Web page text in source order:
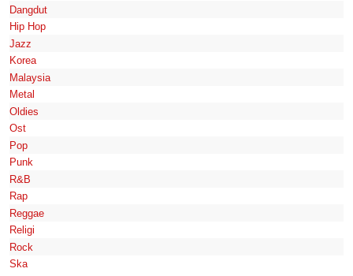
Dangdut
Hip Hop
Jazz
Korea
Malaysia
Metal
Oldies
Ost
Pop
Punk
R&B
Rap
Reggae
Religi
Rock
Ska